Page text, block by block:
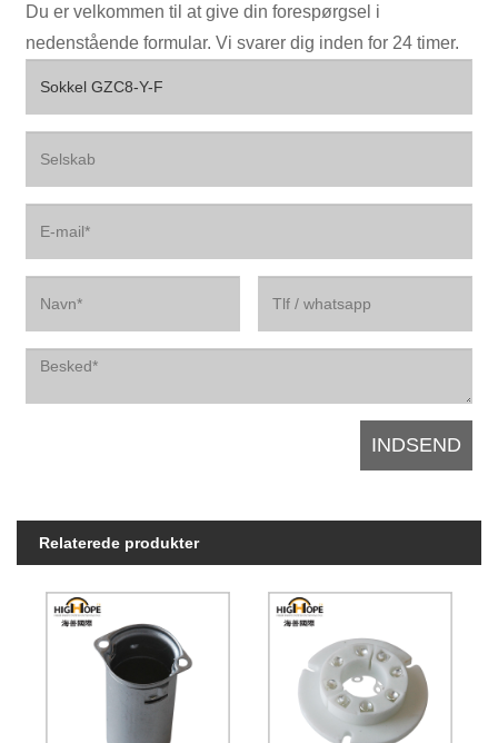
Du er velkommen til at give din forespørgsel i
nedenstående formular. Vi svarer dig inden for 24 timer.
Relaterede produkter